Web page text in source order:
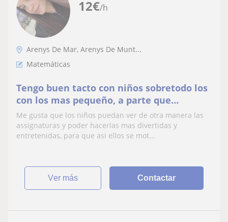
12€/h
Arenys De Mar, Arenys De Munt...
Matemáticas
Tengo buen tacto con niños sobretodo los
con los mas pequeño, a parte que
considero que tengo mucha paciència i
que me encantan
Me gusta que los niños puedan ver de otra manera las
assignaturas y poder hacerlas mas divertidas y
entretenidas, para que asi ellos se mot...
ver más Contactar